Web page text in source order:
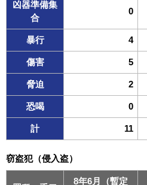
凶器準備集
合
0
暴行 4
傷害 5
脅迫 2
恐喝 0
計 11
窃盗犯（侵入盗）
8年6月（暫定